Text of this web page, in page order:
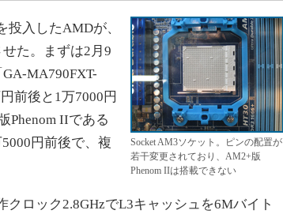
Socket AM3ソケット。ピンの配置が
若干変更されており、AM2+版
Phenom IIは搭載できない
入したAMDが、
た。まずは2月9
MA790FXT-
前後と1万7000円
Phenom IIである
5000円前後で、複
ロック2.8GHzでL3キャッシュを6Mバイト